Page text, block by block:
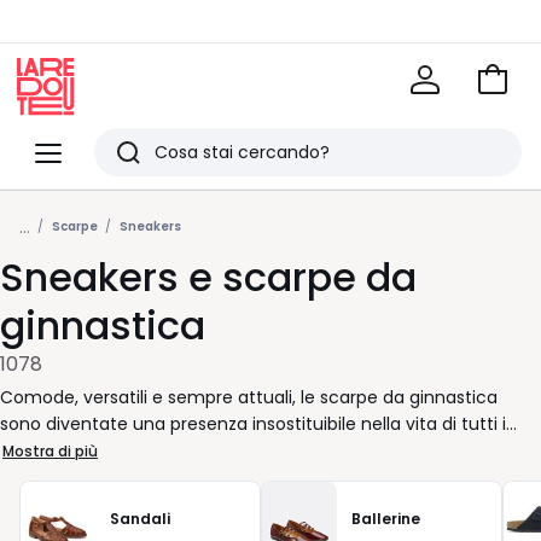
Menu
Redoute
Ricerca
Ultimi
articoli
visti
Vai
... Scarpe Sneakers
Sneakers e scarpe da
ginnastica
1078
Comode, versatili e sempre attuali, le scarpe da ginnastica
sono diventate una presenza insostituibile nella vita di tutti i
giorni. Che tu stia correndo da un appuntamento all’altro o
semplicemente cercando un look rilassato per il fine settimana,
pensati per offrire sostegno e libertà di movimento, il piede è
Mostra di più
Sandali Ballerine